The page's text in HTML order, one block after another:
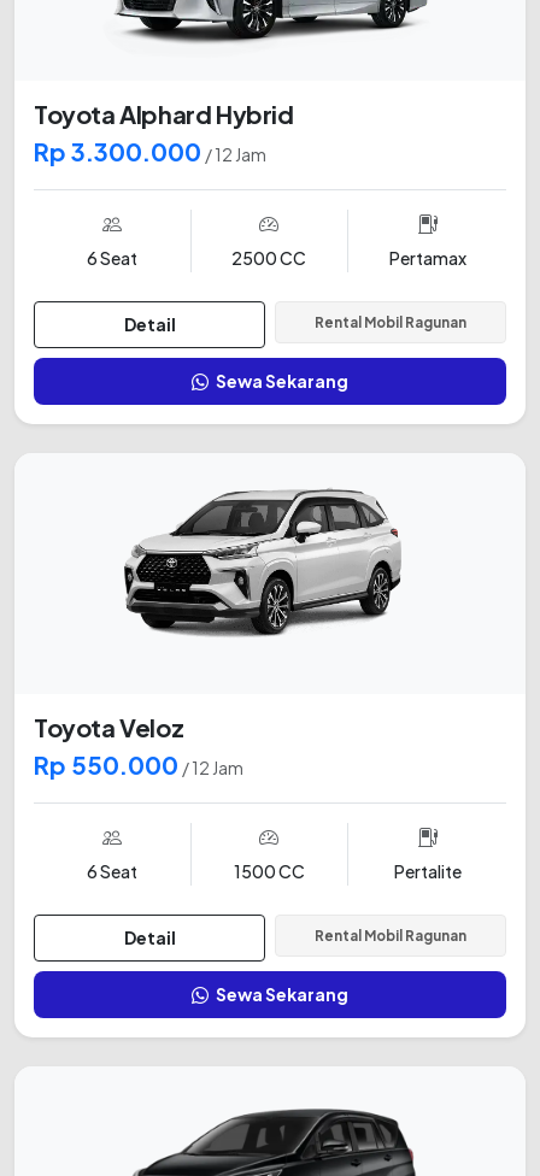
Toyota Alphard Hybrid
Rp 3.300.000 / 12 Jam
6 Seat 2500 CC Pertamax
Detail Rental Mobil Ragunan
Sewa Sekarang
Toyota Veloz
Rp 550.000 / 12 Jam
6 Seat 1500 CC Pertalite
Detail Rental Mobil Ragunan
Sewa Sekarang